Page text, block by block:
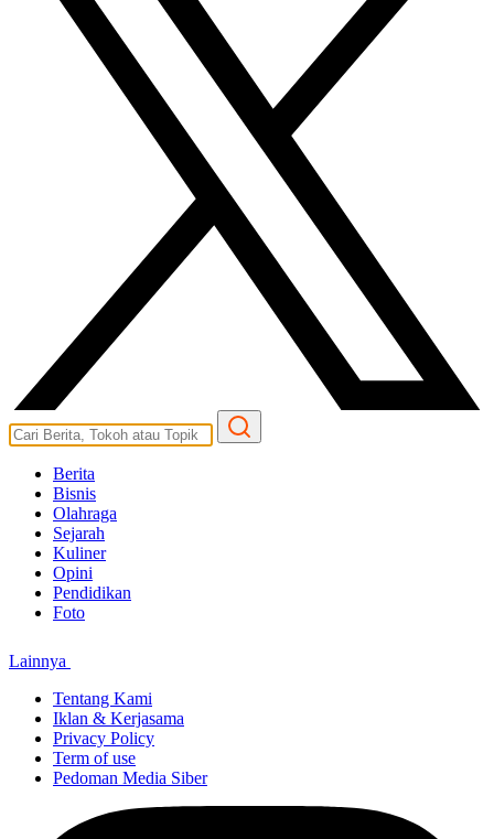
Berita
Bisnis
Olahraga
Sejarah
Kuliner
Opini
Pendidikan
Foto
Lainnya
Tentang Kami
Iklan & Kerjasama
Privacy Policy
Term of use
Pedoman Media Siber